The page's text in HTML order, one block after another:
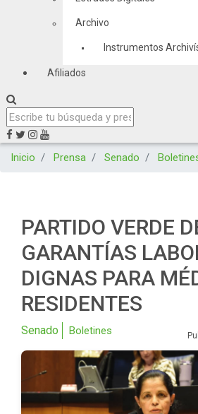
Archivo
Instrumentos
Afiliados
Inicio Prensa Senado
PARTIDO VERDE
GARANTÍAS
DIGNAS PARA
RESIDENTES
Senado Boletines